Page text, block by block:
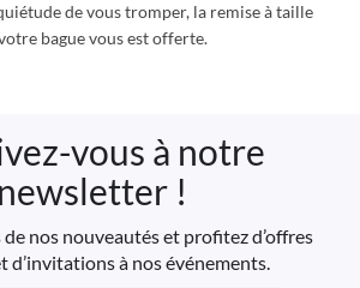
de vous tromper, la remise à taille
bague vous est offerte.
vous à notre
newsletter !
nos nouveautés et profitez d’offres
d’invitations à nos événements.